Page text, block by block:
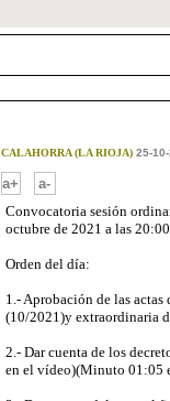
CALAHORRA (LA RIOJA)25-10-
a+
a-
Convocatoria sesión
octubre de 2021 a las
Orden del día:
1.- Aprobación de las actas
(10/2021)y extraordinaria
2.- Dar cuenta de los
en el vídeo)(Minuto 01:05